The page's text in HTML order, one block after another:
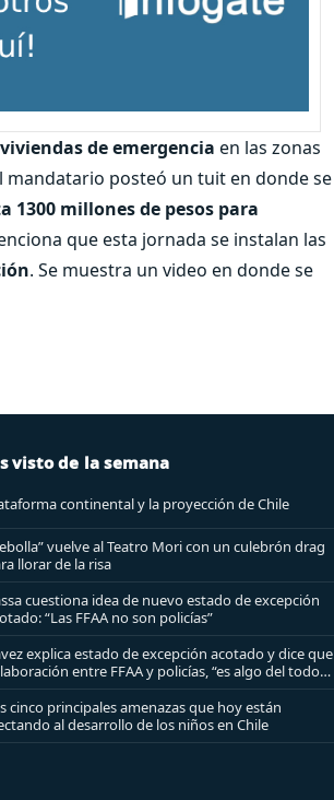
de emergencia en las zonas
mandatario posteó un tuit en donde se
1300 millones de pesos para
que esta jornada se instalan las
. Se muestra un video en donde se
visto de la semana
continental y la proyección de Chile
vuelve al Teatro Mori con un culebrón drag
llorar de la risa
cuestiona idea de nuevo estado de excepción
“Las FFAA no son policías”
explica estado de excepción acotado y dice que
entre FFAA y policías, “es algo del todo
analizar”
cinco principales amenazas que hoy están
al desarrollo de los niños en Chile